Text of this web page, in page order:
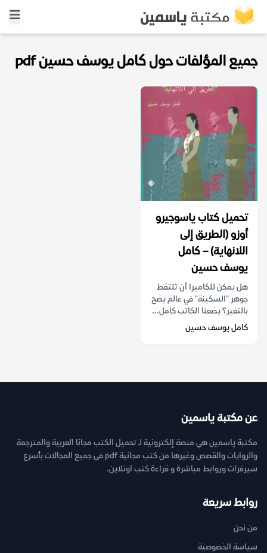
جميع المؤلفات حول كامل يوسف حسين pdf
تحميل كتاب ياسوجيرو
أوزو (الطريق إلى
اللانهاية) – كامل
يوسف حسين
هل يمكن للكاميرا أن تلتقط
جوهر "السكينة" في عالم يضج
بالتغير؟ يضعنا الكاتب كامل...
كامل يوسف حسين
عن مكتبة ياسمين
مكتبة ياسمين هي منصة إلكترونية لـ تحميل الكتب مجانا العربية والمترجمة
والروايات والقصص وغيرها من كتب مجانية pdf فى جميع المجالات بأسرع
سيرفرات وروابط مباشرة و قراءة كتب اونلاين.
روابط سريعة
من نحن
سياسة الخصوصية